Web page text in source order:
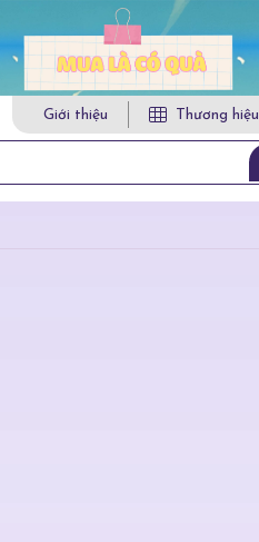
Giới thiệu Thương hiệu